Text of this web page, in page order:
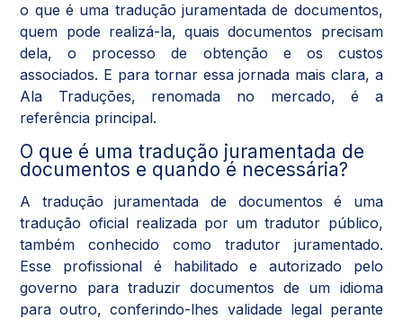
o que é uma tradução juramentada de documentos,
quem pode realizá-la, quais documentos precisam
dela, o processo de obtenção e os custos
associados. E para tornar essa jornada mais clara, a
Ala Traduções, renomada no mercado, é a
referência principal.
O que é uma tradução juramentada de
documentos e quando é necessária?
A tradução juramentada de documentos é uma
tradução oficial realizada por um tradutor público,
também conhecido como tradutor juramentado.
Esse profissional é habilitado e autorizado pelo
governo para traduzir documentos de um idioma
para outro, conferindo-lhes validade legal perante